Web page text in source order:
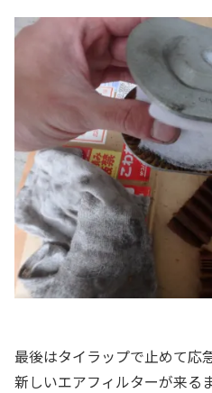
最後はタイラップで止めて応
新しいエアフィルターが来る